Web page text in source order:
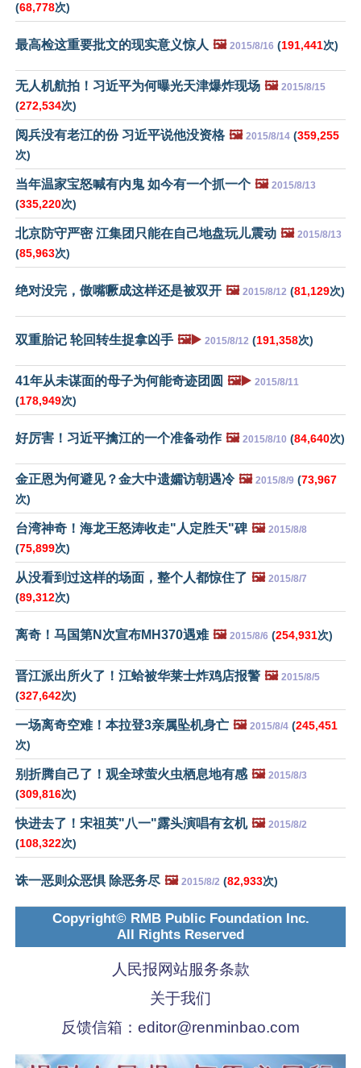
(68,778次)
最高检这重要批文的现实意义惊人 🖼️ 2015/8/16 (191,441次)
无人机航拍！习近平为何曝光天津爆炸现场 🖼️ 2015/8/15
(272,534次)
阅兵没有老江的份 习近平说他没资格 🖼️ 2015/8/14 (359,255
次)
当年温家宝怒喊有内鬼 如今有一个抓一个 🖼️ 2015/8/13
(335,220次)
北京防守严密 江集团只能在自己地盘玩儿震动 🖼️ 2015/8/13
(85,963次)
绝对没完，傲嘴噘成这样还是被双开 🖼️ 2015/8/12 (81,129次)
双重胎记 轮回转生捉拿凶手 🖼️▶️ 2015/8/12 (191,358次)
41年从未谋面的母子为何能奇迹团圆 🖼️▶️ 2015/8/11
(178,949次)
好厉害！习近平擒江的一个准备动作 🖼️ 2015/8/10 (84,640次)
金正恩为何避见？金大中遗孀访朝遇冷 🖼️ 2015/8/9 (73,967
次)
台湾神奇！海龙王怒涛收走"人定胜天"碑 🖼️ 2015/8/8
(75,899次)
从没看到过这样的场面，整个人都惊住了 🖼️ 2015/8/7
(89,312次)
离奇！马国第N次宣布MH370遇难 🖼️ 2015/8/6 (254,931次)
晋江派出所火了！江蛤被华莱士炸鸡店报警 🖼️ 2015/8/5
(327,642次)
一场离奇空难！本拉登3亲属坠机身亡 🖼️ 2015/8/4 (245,451
次)
别折腾自己了！观全球萤火虫栖息地有感 🖼️ 2015/8/3
(309,816次)
快进去了！宋祖英"八一"露头演唱有玄机 🖼️ 2015/8/2
(108,322次)
诛一恶则众恶惧 除恶务尽 🖼️ 2015/8/2 (82,933次)
Copyright© RMB Public Foundation Inc.
All Rights Reserved
人民报网站服务条款
关于我们
反馈信箱： editor@renminbao.com